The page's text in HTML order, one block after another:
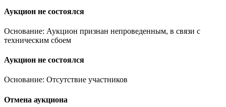
Аукцион не состоялся
Основание: Аукцион признан непроведенным, в связи с
техническим сбоем
Аукцион не состоялся
Основание: Отсутствие участников
Отмена аукциона